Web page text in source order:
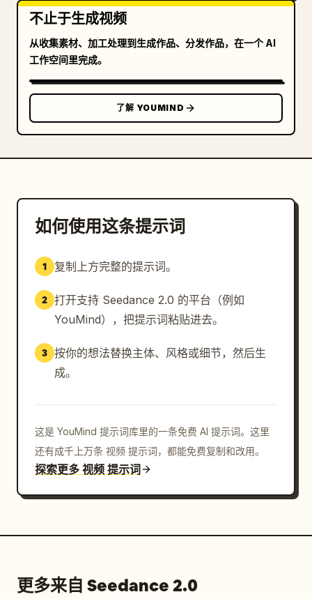
不止于生成视频
从收集素材、加工处理到生成作品、分发作品，在一个 AI
工作空间里完成。
了解 YOUMIND
如何使用这条提示词
1 复制上方完整的提示词。
2 打开支持 Seedance 2.0 的平台（例如
YouMind），把提示词粘贴进去。
3 按你的想法替换主体、风格或细节，然后生
成。
这是 YouMind 提示词库里的一条免费 AI 提示词。这里
还有成千上万条 视频 提示词，都能免费复制和改用。
探索更多 视频 提示词
更多来自 Seedance 2.0